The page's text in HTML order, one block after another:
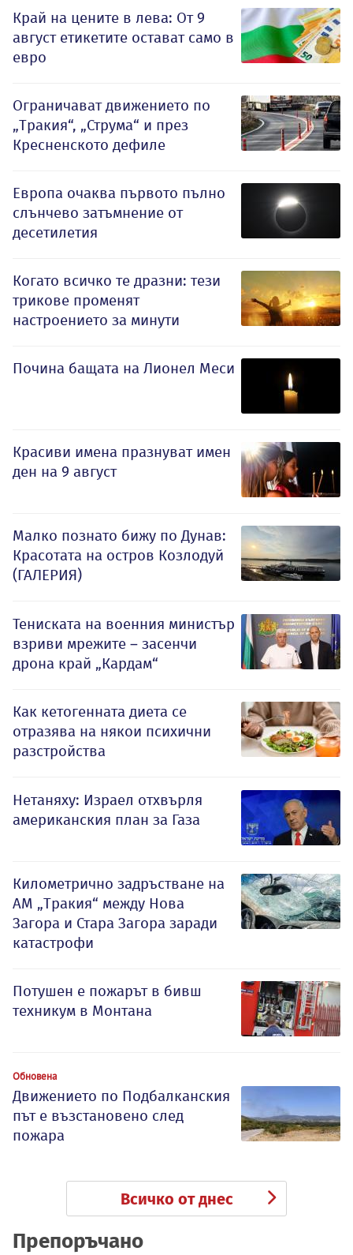
Край на цените в лева: От 9
август етикетите остават само в
евро
Ограничават движението по
„Тракия“, „Струма“ и през
Кресненското дефиле
Европа очаква първото пълно
слънчево затъмнение от
десетилетия
Когато всичко те дразни: тези
трикове променят
настроението за минути
Почина бащата на Лионел Меси
Красиви имена празнуват имен
ден на 9 август
Малко познато бижу по Дунав:
Красотата на остров Козлодуй
(ГАЛЕРИЯ)
Тениската на военния министър
взриви мрежите – засенчи
дрона край „Кардам“
Как кетогенната диета се
отразява на някои психични
разстройства
Нетаняху: Израел отхвърля
американския план за Газа
Километрично задръстване на
АМ „Тракия“ между Нова
Загора и Стара Загора заради
катастрофи
Потушен е пожарът в бивш
техникум в Монтана
Обновена
Движението по Подбалканския
път е възстановено след
пожара
Всичко от днес
Препоръчано